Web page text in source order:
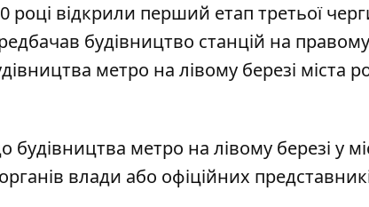
відкрили перший етап третьої
будівництво станцій на
метро на лівому березі міста
метро на лівому березі у
влади або офіційних